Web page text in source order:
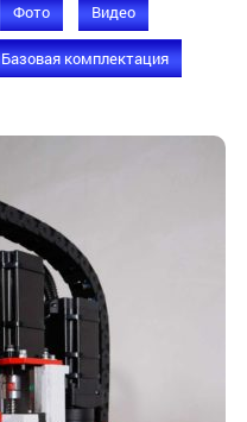
Фото Видео
Базовая комплектация